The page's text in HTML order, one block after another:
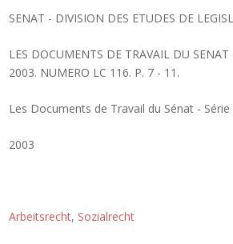
SENAT - DIVISION DES ETUDES DE
LES DOCUMENTS DE TRAVAIL DU SENAT
2003. NUMERO LC 116. P. 7 - 11.
Les Documents de Travail du Sénat -
2003
Arbeitsrecht, Sozialrecht